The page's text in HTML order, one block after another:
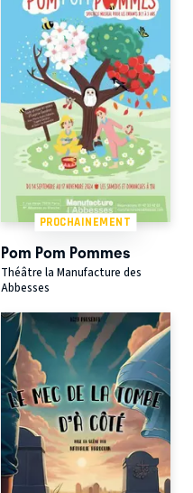
PROCHAINEMENT
Pom Pom Pommes
Théâtre la Manufacture des
Abbesses